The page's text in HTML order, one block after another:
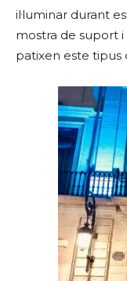
il·luminar durant
mostra de suport
patixen este tipus